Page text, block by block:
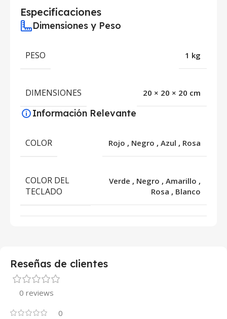
Especificaciones
Dimensiones y Peso
PESO 1 kg
DIMENSIONES 20 × 20 × 20 cm
Información Relevante
COLOR Rojo , Negro , Azul , Rosa
COLOR DEL
TECLADO
Verde , Negro , Amarillo ,
Rosa , Blanco
Reseñas de clientes
0 reviews
0